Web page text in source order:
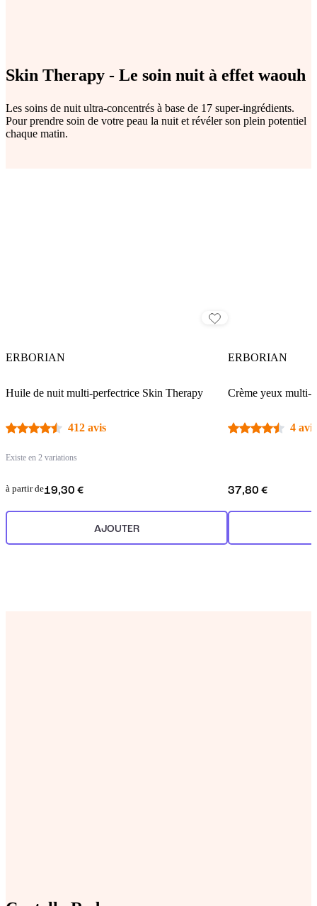
Skin Therapy - Le soin nuit à effet waouh
Les soins de nuit ultra-concentrés à base de 17 super-ingrédients.
Pour prendre soin de votre peau la nuit et révéler son plein potentiel
chaque matin.
ERBORIAN
Huile de nuit multi-perfectrice Skin Therapy
412 avis
Existe en 2 variations
à partir de19,30 €
AJOUTER
ERBORIAN
Crème yeux multi-
4 avis
37,80 €